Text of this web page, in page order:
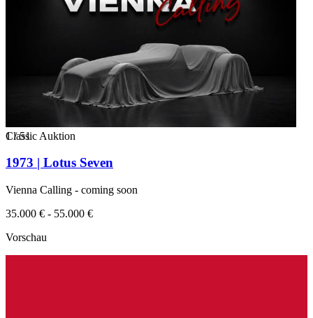
1/51
Classic Auktion
1973 | Lotus Seven
Vienna Calling - coming soon
35.000 € - 55.000 €
Vorschau